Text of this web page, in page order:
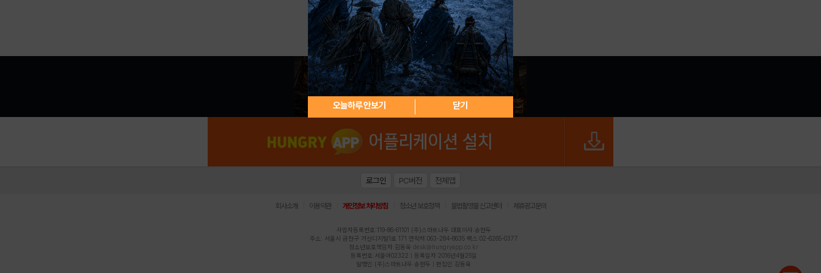
아이디 / 비밀번호 찾기 회원가입
오늘하루 안보기 닫기
로그인 PC버전 전체앱
회사소개 이용약관 개인정보 처리방침 청소년 보호정책 불법촬영물 신고센터 제휴광고문의
사업자등록번호:119-86-61101 (주)스마트나우 대표이사:송현두
주소: 서울시 금천구 가산디지털1로 171 연락처:063-284-8635 팩스:02-6265-0377
청소년보호책임자:김동욱 desk@hungryapp.co.kr
등록번호:서울아02322 | 등록일자:2016년4월25일
발행인:(주)스마트나우 송현두 | 편집인:김동욱